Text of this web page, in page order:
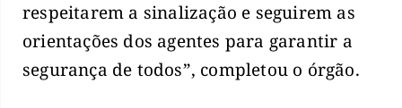
respeitarem a sinalização e seguirem as
orientações dos agentes para garantir a
segurança de todos”, completou o órgão.